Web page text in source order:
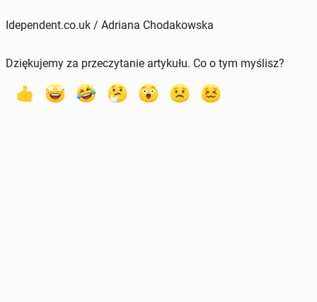
Idependent.co.uk / Adriana Chodakowska
Dziękujemy za przeczytanie artykułu. Co o tym myślisz?